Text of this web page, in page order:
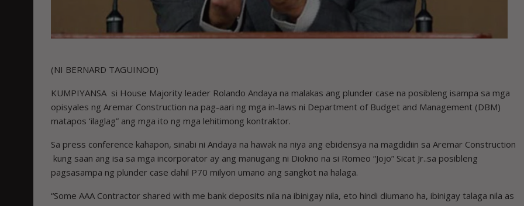
(NI BERNARD TAGUINOD)
KUMPIYANSA si House Majority leader Rolando Andaya na malakas ang plunder case na posibleng isampa sa mga
opisyales ng Aremar Construction na pag-aari ng mga in-laws ni Department of Budget and Management (DBM)
matapos ‘ilaglag” ang mga ito ng mga lehitimong kontraktor.
Sa press conference kahapon, sinabi ni Andaya na hawak na niya ang ebidensya na magdidiin sa Aremar Construction
kung saan ang isa sa mga incorporator ay ang manugang ni Diokno na si Romeo “Jojo” Sicat Jr..sa posibleng
pagsasampa ng plunder case dahil P70 milyon umano ang sangkot na halaga.
“Some AAA Contractor shared with me bank deposits nila na ibinigay nila, eto hindi diumano ha, ibinigay talaga nila as